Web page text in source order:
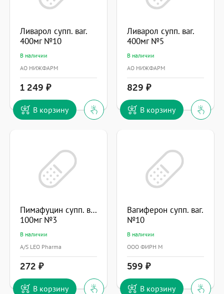
Ливарол супп. ваг.
400мг №10
В наличии
АО НИЖФАРМ
1 249
В корзину
Ливарол супп. ваг.
400мг №5
В наличии
АО НИЖФАРМ
829
В корзину
Пимафуцин супп. ваг.
100мг №3
В наличии
A/S LEO Pharma
272
В корзину
Вагиферон супп. ваг.
№10
В наличии
ООО ФИРН М
599
В корзину